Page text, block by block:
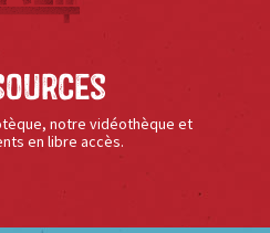
notre vidéothèque et
en libre accès.